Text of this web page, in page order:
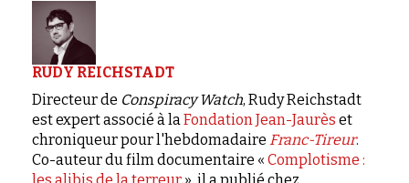
RUDY REICHSTADT
Directeur de Conspiracy Watch, Rudy Reichstadt
est expert associé à la Fondation Jean-Jaurès et
chroniqueur pour l'hebdomadaire Franc-Tireur.
Co-auteur du film documentaire « Complotisme :
les alibis de la terreur », il a publié chez